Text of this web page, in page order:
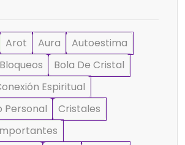
Arot Aura
Autoestima
Bloqueos
Bola De Cristal
Espiritual
Personal
Cristales